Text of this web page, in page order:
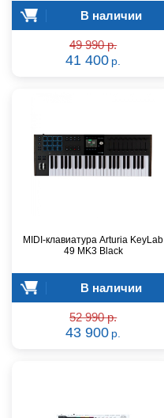
В наличии
49 990 р.
41 400 р.
MIDI-клавиатура Arturia KeyLab
49 MK3 Black
В наличии
52 990 р.
43 900 р.